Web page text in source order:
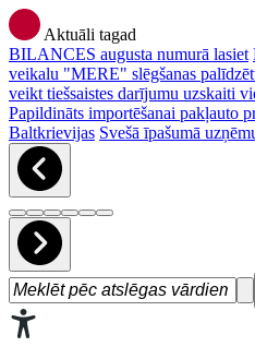
Aktuāli tagad
BILANCES augusta numurā lasiet
veikalu "MERE" slēgšanas
veikt tiešsaistes darījumu uzskaiti
Papildināts importēšanai pakļauto
Baltkrievijas Svešā īpašumā